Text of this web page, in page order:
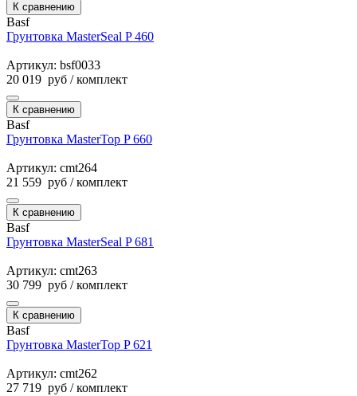
К сравнению
Basf
Грунтовка MasterSeal P 460
Артикул: bsf0033
20 019 руб / комплект
К сравнению
Basf
Грунтовка MasterTop P 660
Артикул: cmt264
21 559 руб / комплект
К сравнению
Basf
Грунтовка MasterSeal P 681
Артикул: cmt263
30 799 руб / комплект
К сравнению
Basf
Грунтовка MasterTop P 621
Артикул: cmt262
27 719 руб / комплект